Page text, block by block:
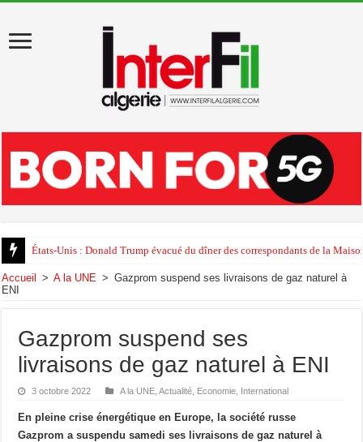
États-Unis : Donald Trump évacué du dîner des correspondants de la
Accueil > A la UNE > Gazprom suspend ses livraisons de gaz naturel à
ENI
Gazprom suspend ses
livraisons de gaz naturel à ENI
3 octobre 2022 A la UNE ,Actualité Economie International
En pleine crise énergétique en Europe, la société russe
Gazprom a suspendu samedi ses livraisons de gaz naturel à